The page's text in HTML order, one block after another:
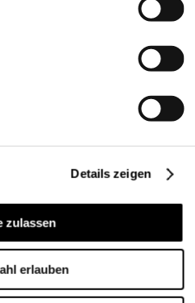
Details zeigen
zulassen
erlauben
gekauft